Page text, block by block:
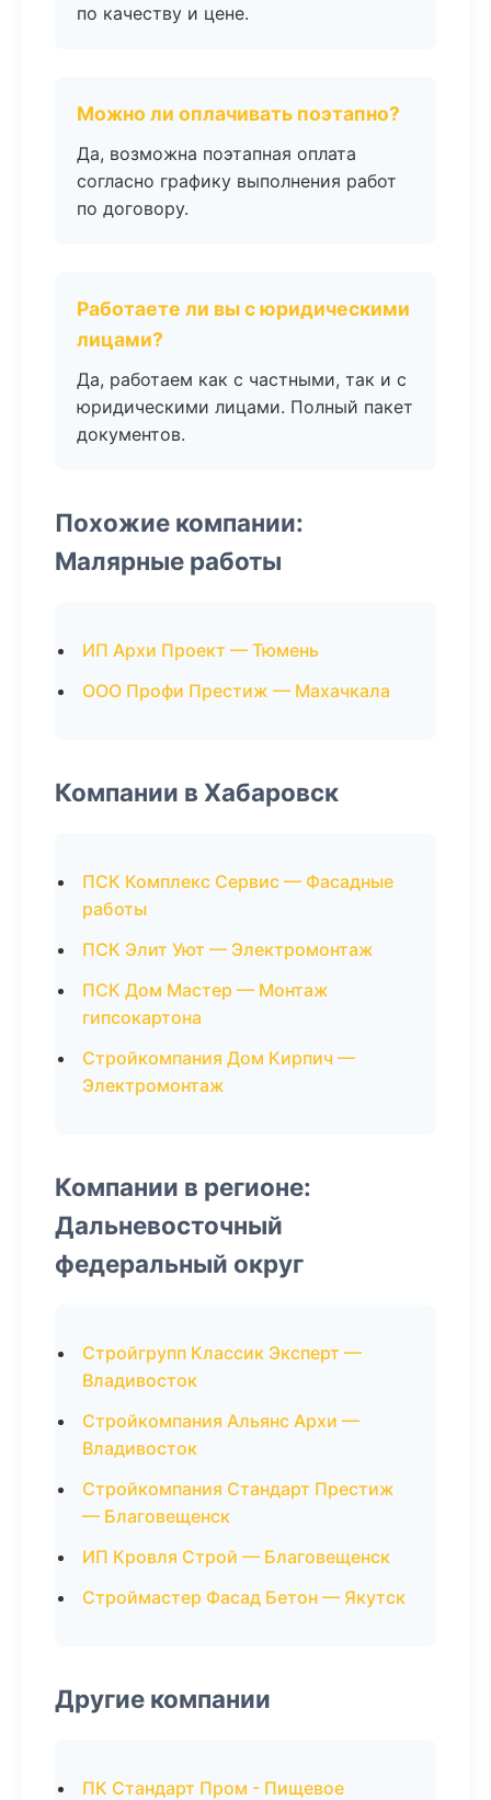
по качеству и цене.
Можно ли оплачивать поэтапно?
Да, возможна поэтапная оплата
согласно графику выполнения работ
по договору.
Работаете ли вы с юридическими
лицами?
Да, работаем как с частными, так и с
юридическими лицами. Полный пакет
документов.
Похожие компании:
Малярные работы
ИП Архи Проект — Тюмень
ООО Профи Престиж — Махачкала
Компании в Хабаровск
ПСК Комплекс Сервис — Фасадные
работы
ПСК Элит Уют — Электромонтаж
ПСК Дом Мастер — Монтаж
гипсокартона
Стройкомпания Дом Кирпич —
Электромонтаж
Компании в регионе:
Дальневосточный
федеральный округ
Стройгрупп Классик Эксперт —
Владивосток
Стройкомпания Альянс Архи —
Владивосток
Стройкомпания Стандарт Престиж
— Благовещенск
ИП Кровля Строй — Благовещенск
Строймастер Фасад Бетон — Якутск
Другие компании
ПК Стандарт Пром - Пищевое